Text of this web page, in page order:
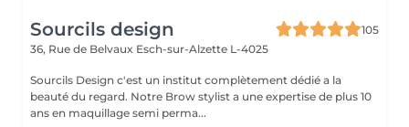
Sourcils design
105
36, Rue de Belvaux Esch-sur-Alzette L-4025
Sourcils Design c'est un institut complètement dédié a la
beauté du regard. Notre Brow stylist a une expertise de plus 10
ans en maquillage semi perma...